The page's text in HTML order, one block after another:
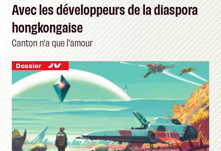
Avec les développeurs de la diaspora
hongkongaise
Canton n'a que l'amour
Dossier